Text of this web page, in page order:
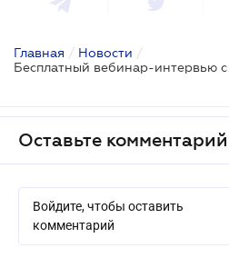
Главная / Новости /
Оставьте комментарий
Войдите, чтобы оставить
комментарий